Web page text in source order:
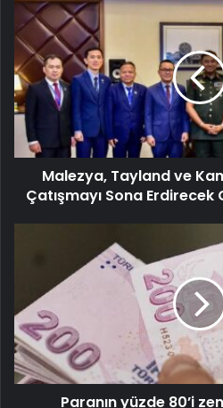
Malezya, Tayland ve
Çatışmayı Sona
Paranın yüzde 80’i